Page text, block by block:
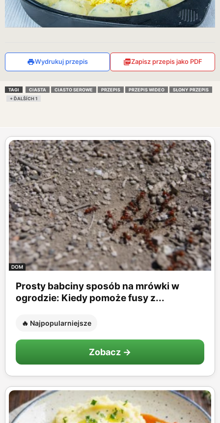
Wydrukuj przepis Zapisz przepis jako PDF
TAGI CIASTA CIASTO SEROWE PRZEPIS PRZEPIS WIDEO
SŁONY PRZEPIS
+ ĎALŠÍCH 1
DOM
Prosty babciny sposób na mrówki w
ogrodzie: Kiedy pomoże fusy z...
🔥 Najpopularniejsze
Zobacz →